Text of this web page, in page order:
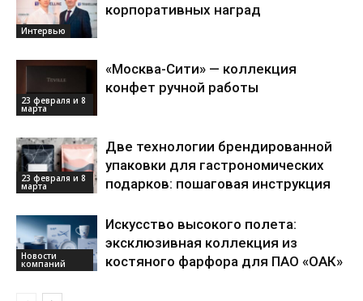
Интервью
корпоративных наград
23 февраля и 8
марта
«Москва-Сити» — коллекция
конфет ручной работы
23 февраля и 8
марта
Две технологии брендированной
упаковки для гастрономических
подарков: пошаговая инструкция
Новости
компаний
Искусство высокого полета:
эксклюзивная коллекция из
костяного фарфора для ПАО «ОАК»